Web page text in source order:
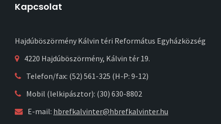
Kapcsolat
Hajdúböszörmény Kálvin téri Református Egyházközség
4220 Hajdúböszörmény, Kálvin tér 19.
Telefon/fax: (52) 561-325 (H-P: 9-12)
Mobil (lelkipásztor): (30) 630-8802
E-mail: hbrefkalvinter@hbrefkalvinter.hu